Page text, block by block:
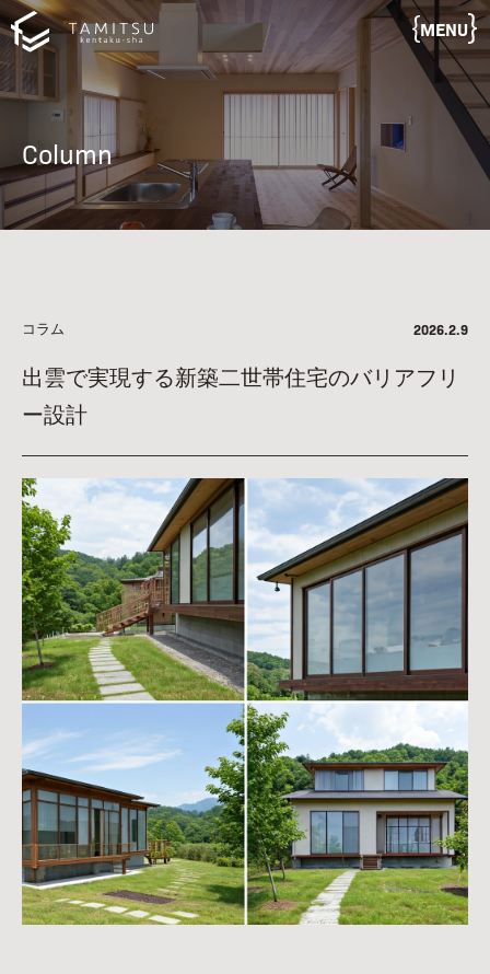
MENU
Column
コラム 2026.2.9
出雲で実現する新築二世帯住宅のバリアフリ
ー設計